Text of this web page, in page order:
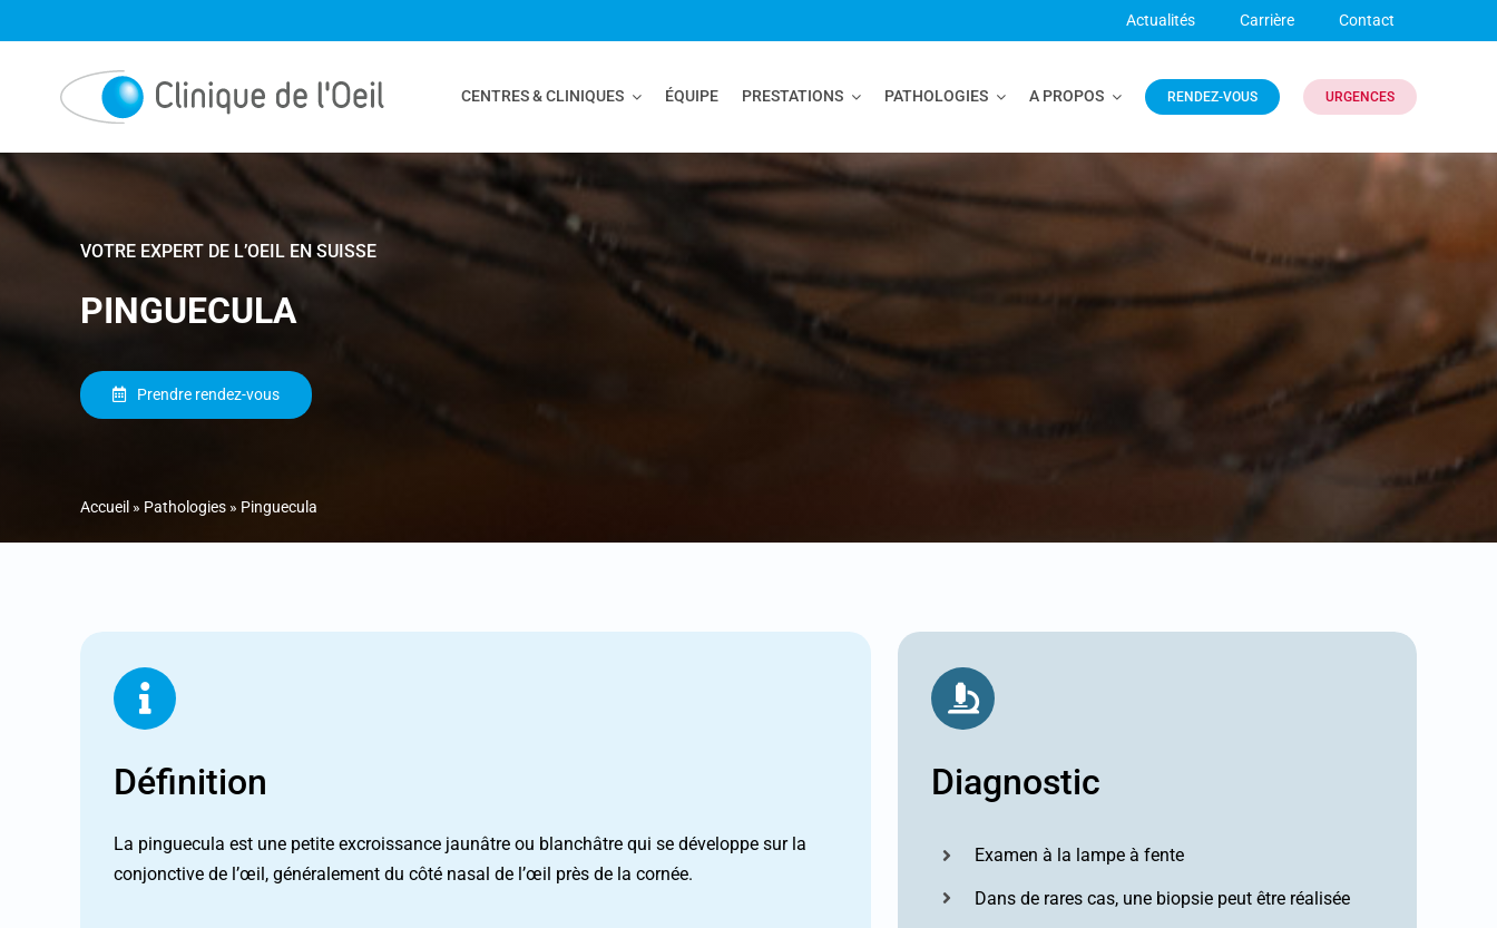
au
Actualités Carrière Contact
CENTRES & CLINIQUES ÉQUIPE PRESTATIONS PATHOLOGIES
Cataracte
Conjonctivite
Kératocône
Pinguecula
A PROPOS RENDEZ-VOUS URGENCES
VOTRE EXPERT DE L’OEIL EN SUISSE
PINGUECULA
Prendre rendez-vous
Accueil » Pathologies» Pinguecula
Définition
La pinguecula est une petite excroissance jaunâtre ou blanchâtre qui se développe sur la
conjonctive de l’œil, généralement du côté nasal de l’œil près de la cornée.
Diagnostic
Examen à la lampe à fente
Dans de rares cas, une biopsie peut être réalisée